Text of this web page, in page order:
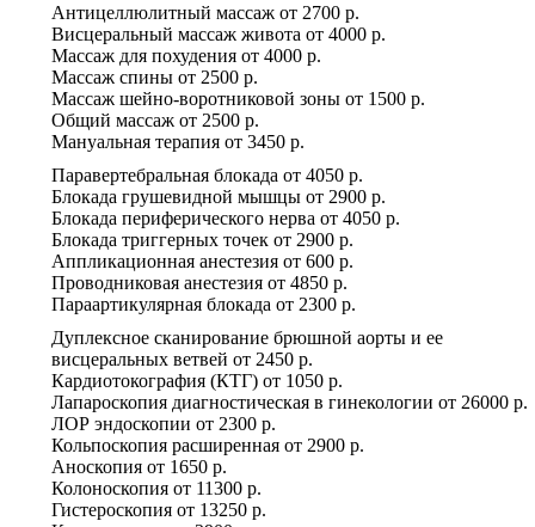
Антицеллюлитный массаж от 2700 р.
Висцеральный массаж живота от 4000 р.
Массаж для похудения от 4000 р.
Массаж спины от 2500 р.
Массаж шейно-воротниковой зоны от 1500 р.
Общий массаж от 2500 р.
Мануальная терапия от 3450 р.
Паравертебральная блокада от 4050 р.
Блокада грушевидной мышцы от 2900 р.
Блокада периферического нерва от 4050 р.
Блокада триггерных точек от 2900 р.
Аппликационная анестезия от 600 р.
Проводниковая анестезия от 4850 р.
Параартикулярная блокада от 2300 р.
Дуплексное сканирование брюшной аорты и ее
висцеральных ветвей от 2450 р.
Кардиотокография (КТГ) от 1050 р.
Лапароскопия диагностическая в гинекологии от 26000 р.
ЛОР эндоскопии от 2300 р.
Кольпоскопия расширенная от 2900 р.
Аноскопия от 1650 р.
Колоноскопия от 11300 р.
Гистероскопия от 13250 р.